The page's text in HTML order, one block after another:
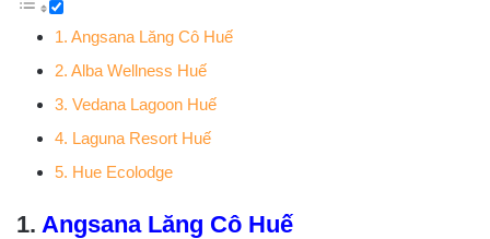
1. Angsana Lăng Cô Huế
2. Alba Wellness Huế
3. Vedana Lagoon Huế
4. Laguna Resort Huế
5. Hue Ecolodge
1. Angsana Lăng Cô Huế